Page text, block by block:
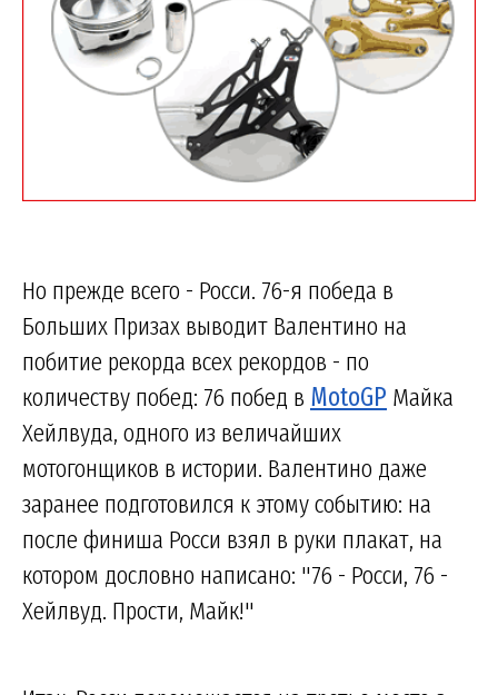
Но прежде всего - Росси. 76-я победа в
Больших Призах выводит Валентино на
побитие рекорда всех рекордов - по
количеству побед: 76 побед в MotoGP Майка
Хейлвуда, одного из величайших
мотогонщиков в истории. Валентино даже
заранее подготовился к этому событию: на
после финиша Росси взял в руки плакат, на
котором дословно написано: "76 - Росси, 76 -
Хейлвуд. Прости, Майк!"